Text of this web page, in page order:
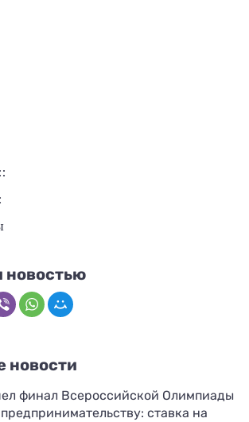
новостью
новости
финал Всероссийской Олимпиады
ставка на